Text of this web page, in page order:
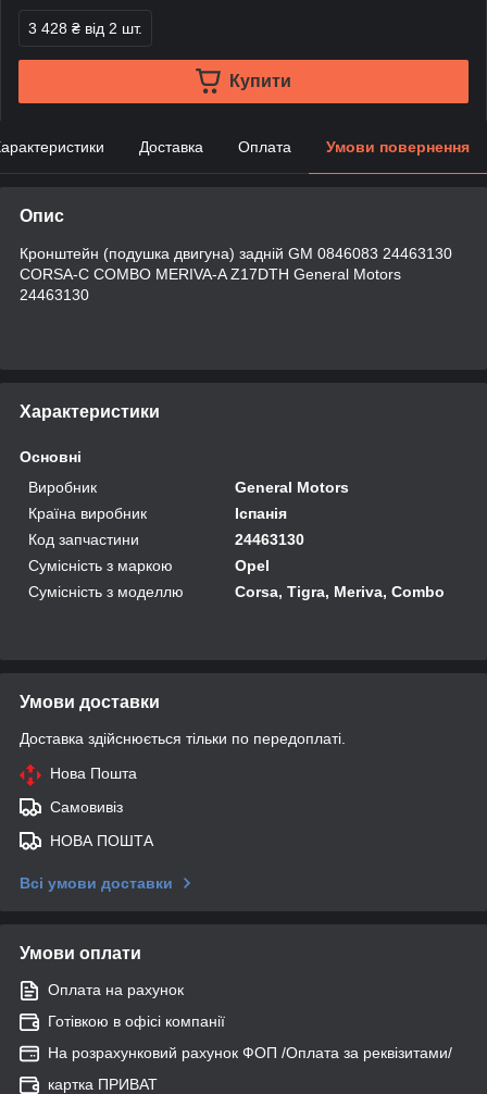
3 428 ₴ від 2 шт.
Купити
Доставка Оплата Умови повернення
Опис
Кронштейн (подушка двигуна) задній GM 0846083 24463130
CORSA-C COMBO MERIVA-A Z17DTH General Motors
24463130
Характеристики
Основні
Виробник
General Motors
Країна виробник
Іспанія
Код запчастини
24463130
Сумісність з маркою
Opel
Сумісність з моделлю
Corsa, Tigra, Meriva, Combo
Умови доставки
Доставка здійснюється тільки по передоплаті.
Нова Пошта
Самовивіз
НОВА ПОШТА
Всі умови доставки
Умови оплати
Оплата на рахунок
Готівкою в офісі компанії
На розрахунковий рахунок ФОП /Оплата за реквізитами/
картка ПРИВАТ